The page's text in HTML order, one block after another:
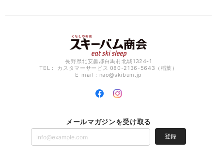
長野県北安曇郡白馬村北城1324-1
TEL： カスタマーサービス 080-2136-5643（稲葉）
E-mail： nao@skibum.jp
メールマガジンを受け取る
登録